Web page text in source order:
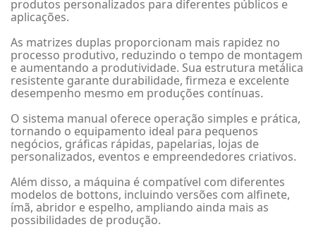
produtos personalizados para diferentes públicos e
aplicações.
As matrizes duplas proporcionam mais rapidez no
processo produtivo, reduzindo o tempo de montagem
e aumentando a produtividade. Sua estrutura metálica
resistente garante durabilidade, firmeza e excelente
desempenho mesmo em produções contínuas.
O sistema manual oferece operação simples e prática,
tornando o equipamento ideal para pequenos
negócios, gráficas rápidas, papelarias, lojas de
personalizados, eventos e empreendedores criativos.
Além disso, a máquina é compatível com diferentes
modelos de bottons, incluindo versões com alfinete,
ímã, abridor e espelho, ampliando ainda mais as
possibilidades de produção.